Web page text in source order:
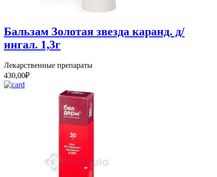
Бальзам Золотая звезда каранд. д/
ингал. 1,3г
Лекарственные препараты
430,00₽